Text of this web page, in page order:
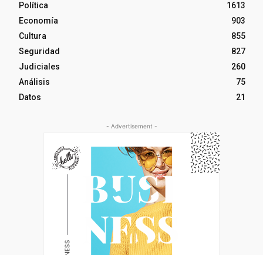
Política
1613
Economía
903
Cultura
855
Seguridad
827
Judiciales
260
Análisis
75
Datos
21
- Advertisement -